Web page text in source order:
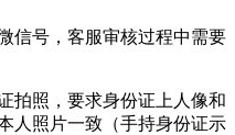
信号，客服审核过程中需要
拍照，要求身份证上人像和
人照片一致（手持身份证示